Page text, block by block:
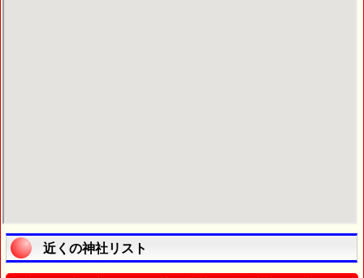
近くの神社リスト